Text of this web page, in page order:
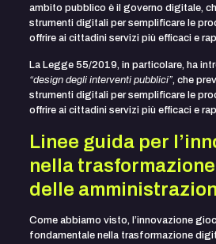
ambito pubblico è il governo digitale,
strumenti digitali per semplificare le
offrire ai cittadini servizi più efficaci e
La Legge 55/2019, in particolare, ha
“design degli interventi pubblici”, che
strumenti digitali per semplificare le
offrire ai cittadini servizi più efficaci e
Linee guida per
nella
delle
Come abbiamo visto, l’innovazione
fondamentale nella trasformazione